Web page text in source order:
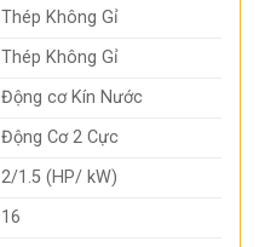
Thép Không Gỉ
Thép Không Gỉ
Động cơ Kín Nước
Động Cơ 2 Cực
2/1.5 (HP/ kW)
16